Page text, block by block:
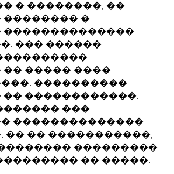
� ��������, ��
�
��������������
��� ������
����� ����
����������
������������.
���
��������������
�� �� �����������,
���������
�� �����.